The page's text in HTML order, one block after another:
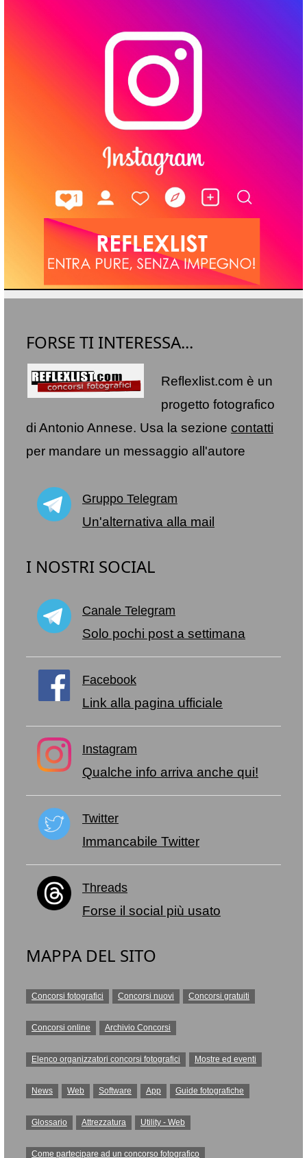
FORSE TI INTERESSA...
Reflexlist.com è un
progetto fotografico
di Antonio Annese. Usa la sezione contatti
per mandare un messaggio all'autore
Gruppo Telegram
Un'alternativa alla mail
I NOSTRI SOCIAL
Canale Telegram
Solo pochi post a settimana
Facebook
Link alla pagina ufficiale
Instagram
Qualche info arriva anche qui!
Twitter
Immancabile Twitter
Threads
Forse il social più usato
MAPPA DEL SITO
Concorsi fotografici Concorsi nuovi Concorsi gratuiti
Concorsi online Archivio Concorsi
Elenco organizzatori concorsi fotografici Mostre ed eventi
News Web Software App Guide fotografiche
Glossario Attrezzatura Utility - Web
Come partecipare ad un concorso fotografico